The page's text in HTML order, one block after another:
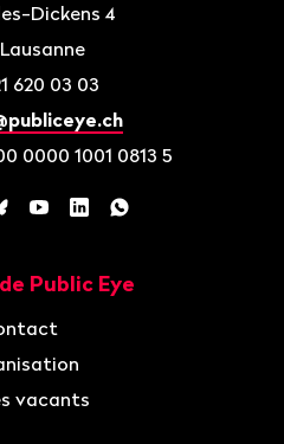
Dickens 4
Lausanne
620 03 03
0000 1001 0813 5
YouTube
LinkedInWhatsApp
Public Eye
vacants